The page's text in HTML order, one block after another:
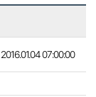
2016.01.04 07:00:00